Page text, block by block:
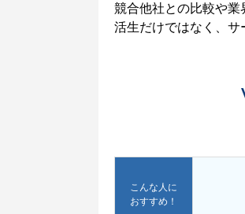
競合他社との比較や
活生だけではなく、サ
こんな人に
おすすめ！